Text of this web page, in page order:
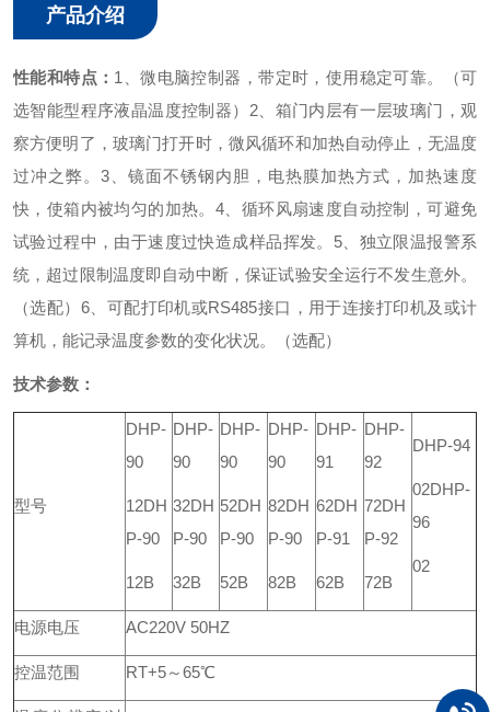
产品介绍
性能和特点： 1、微电脑控制器，带定时，使用稳定可靠。（可
选智能型程序液晶温度控制器） 2、箱门内层有一层玻璃门，观
察方便明了，玻璃门打开时，微风循环和加热自动停止，无温度
过冲之弊。 3、镜面不锈钢内胆，电热膜加热方式，加热速度
快，使箱内被均匀的加热。 4、循环风扇速度自动控制，可避免
试验过程中，由于速度过快造成样品挥发。 5、独立限温报警系
统，超过限制温度即自动中断，保证试验安全运行不发生意外。
（选配） 6、可配打印机或RS485接口，用于连接打印机及或计
算机，能记录温度参数的变化状况。（选配）
技术参数：
型号
DHP-
90
12DH
P-90
12B
DHP-
90
32DH
P-90
32B
DHP-
90
52DH
P-90
52B
DHP-
90
82DH
P-90
82B
DHP-
91
62DH
P-91
62B
DHP-
92
72DH
P-92
72B
DHP-94
02DHP-
96
02
电源电压 AC220V 50HZ
控温范围 RT+5～65℃